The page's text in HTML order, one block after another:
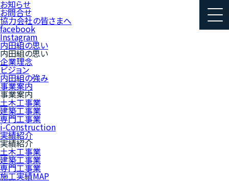
お知らせ
お問合せ
協力会社の皆さまへ
facebook
Instagram
内田組の思い
内田組の思い
企業理念
ビジョン
内田組の強み
事業案内
事業案内
土木工事業
建築工事業
専門工事業
i-Construction
実績紹介
実績紹介
土木工事業
建築工事業
専門工事業
施工実績MAP